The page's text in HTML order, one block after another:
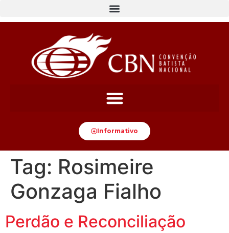
Informativo
Tag: Rosimeire
Gonzaga Fialho
Perdão e Reconciliação